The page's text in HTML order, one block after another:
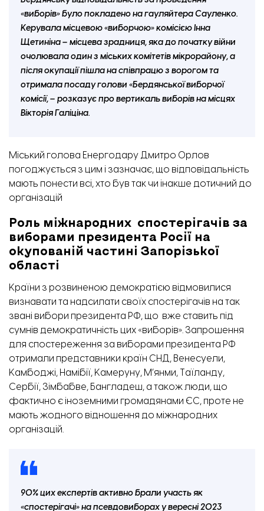
«виборів» було покладено на гауляйтера Сауленко.
Керувала місцевою «виборчою» комісією Інна
Щетиніна – місцева зрадниця, яка до початку війни
очолювала один з міських комітетів мікрорайону, а
після окупації пішла на співпрацю з ворогом та
отримала посаду голови «Бердянської виборчої
комісії, – розказує про вертикаль виборів на місцях
Вікторія Галіціна.
Міський голова Енергодару Дмитро Орлов
погоджується з цим і зазначає, що відповідальність
мають понести всі, хто був так чи інакше дотичний до
організацій
Роль міжнародних спостерігачів за
виборами президента Росії на
окупованій частині Запорізької
області
Країни з розвиненою демократією відмовилися
визнавати та надсилати своїх спостерігачів на так
звані вибори президента РФ, що вже ставить під
сумнів демократичність цих «виборів». Запрошення
для спостереження за виборами президента РФ
отримали представники країн СНД, Венесуели,
Камбоджі, Намібії, Камеруну, М’янми, Таїланду,
Сербії, Зімбабве, Бангладеш, а також люди, що
фактично є іноземними громадянами ЄС, проте не
мають жодного відношення до міжнародних
організацій.
90% цих експертів активно брали участь як
«спостерігачі» на псевдовиборах у вересні 2023